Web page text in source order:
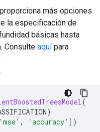
proporciona más opciones
la especificación de
básicas hasta
Consulte aquípara
.
(
)
'mse' , 'accuracy' ])